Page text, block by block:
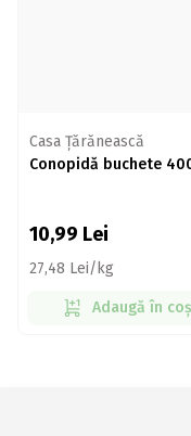
Casa Țărănească
Conopidă buchete
10,99 Lei
27,48 Lei/kg
Adaugă în coș